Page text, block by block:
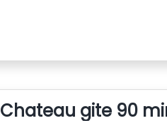
Chateau gite 90